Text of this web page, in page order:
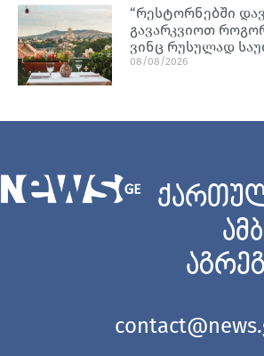
“რესტორნებში
გავარკვიოთ
ვინც რუსულად
08/08/2026